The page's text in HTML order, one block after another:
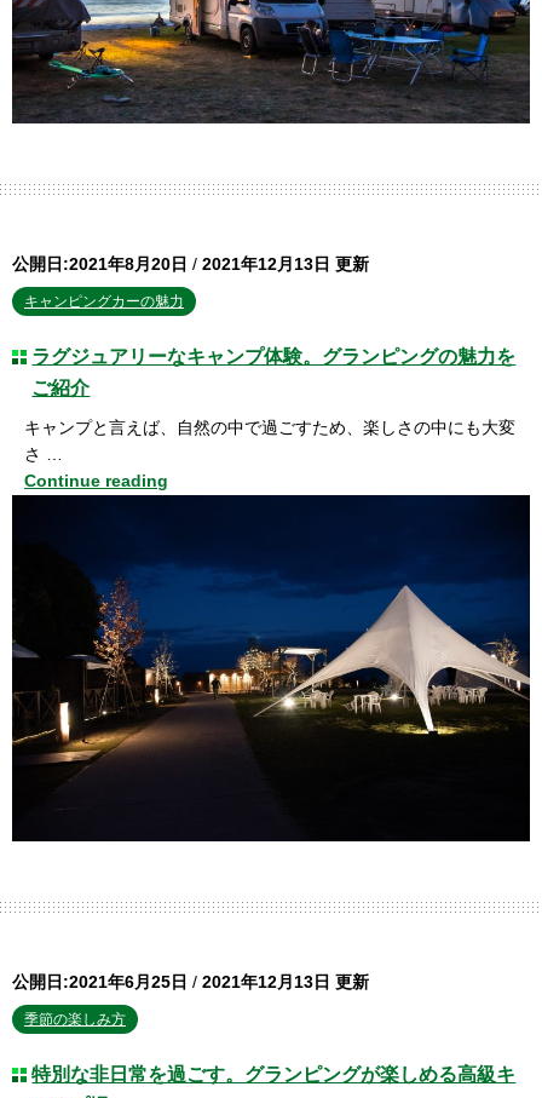
公開日:2021年8月20日 / 2021年12月13日 更新
キャンピングカーの魅力
ラグジュアリーなキャンプ体験。グランピングの魅力を
ご紹介
キャンプと言えば、自然の中で過ごすため、楽しさの中にも大変
さ …
Continue reading
公開日:2021年6月25日 / 2021年12月13日 更新
季節の楽しみ方
特別な非日常を過ごす。グランピングが楽しめる高級キ